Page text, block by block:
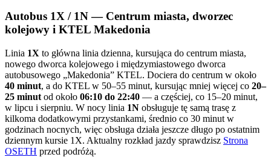
Autobus 1X / 1N — Centrum miasta, dworzec
kolejowy i KTEL Makedonia
Linia 1X to główna linia dzienna, kursująca do centrum miasta,
nowego dworca kolejowego i międzymiastowego dworca
autobusowego „Makedonia” KTEL. Dociera do centrum w około
40 minut, a do KTEL w 50–55 minut, kursując mniej więcej co 20–
25 minut od około 06:10 do 22:40 — a częściej, co 15–20 minut,
w lipcu i sierpniu. W nocy linia 1N obsługuje tę samą trasę z
kilkoma dodatkowymi przystankami, średnio co 30 minut w
godzinach nocnych, więc obsługa działa jeszcze długo po ostatnim
dziennym kursie 1X. Aktualny rozkład jazdy sprawdzisz Strona
OSETH przed podróżą.